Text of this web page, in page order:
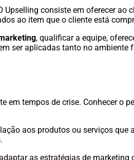
Upselling consiste em oferecer ao
ao item que o cliente está
, qualificar a equipe,
ser aplicadas tanto no ambiente
em tempos de crise. Conhecer o
aos produtos ou serviços que
as estratégias de marketing